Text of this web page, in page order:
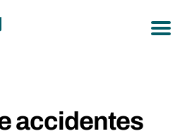
accidentes